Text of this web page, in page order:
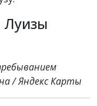
Луизы
/ Яндекс Карты